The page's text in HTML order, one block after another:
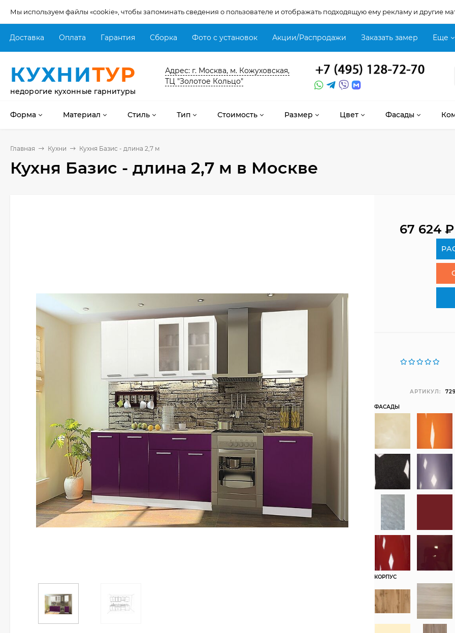
Мы используем файлы «cookie», чтобы запоминать сведения о пользователе и отображать подходящую ему рекламу и другие
Доставка Оплата Гарантия Сборка Фото с установок Акции/Распродажи Заказать замер Еще
КУХНИТУР
недорогие кухонные гарнитуры
Адрес: г. Москва, м. Кожуховская,
ТЦ "Золотое Кольцо"
Форма Материал Стиль Тип Стоимость Размер Цвет Фасады
Главная Кухни Кухня Базис - длина 2,7 м
Кухня Базис - длина 2,7 м в Москве
67 624₽
АРТИКУЛ:
ФАСАДЫ
КОРПУС